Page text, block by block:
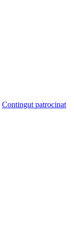
Contingut patrocinat